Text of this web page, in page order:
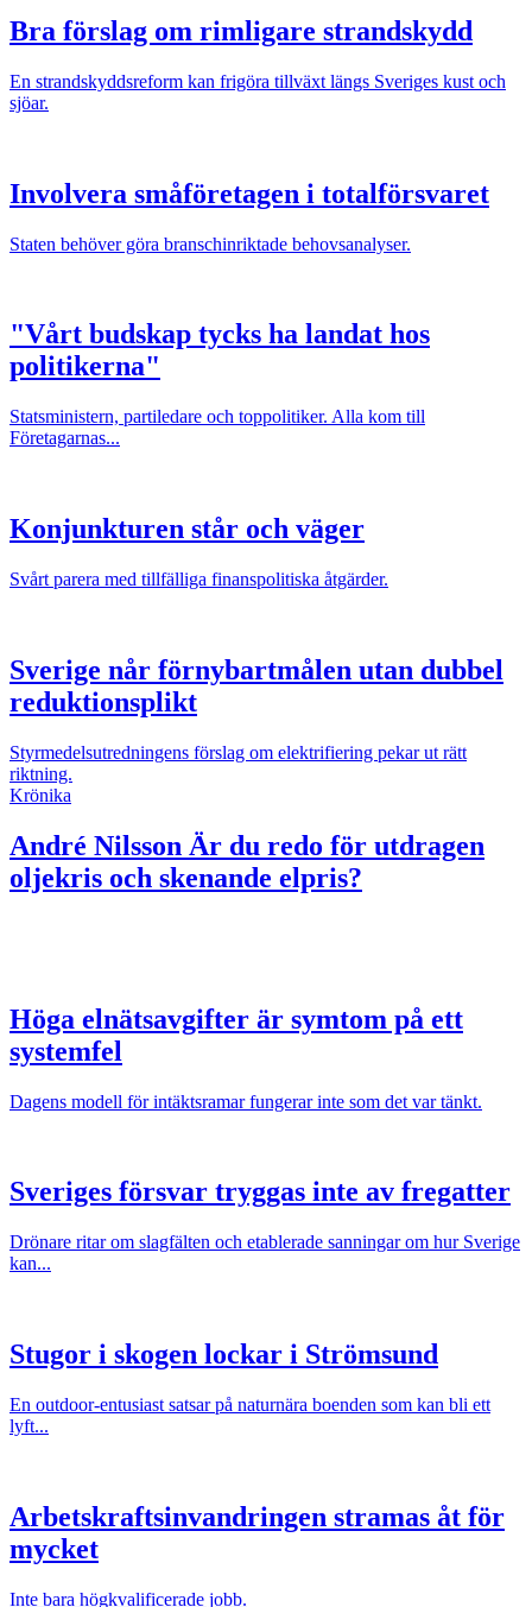
Bra förslag om rimligare strandskydd
En strandskyddsreform kan frigöra tillväxt längs Sveriges kust och
sjöar.
Involvera småföretagen i totalförsvaret
Staten behöver göra branschinriktade behovsanalyser.
"Vårt budskap tycks ha landat hos
politikerna"
Statsministern, partiledare och toppolitiker. Alla kom till
Företagarnas...
Konjunkturen står och väger
Svårt parera med tillfälliga finanspolitiska åtgärder.
Sverige når förnybartmålen utan dubbel
reduktionsplikt
Styrmedelsutredningens förslag om elektrifiering pekar ut rätt
riktning.
Krönika
André Nilsson Är du redo för utdragen
oljekris och skenande elpris?
Höga elnätsavgifter är symtom på ett
systemfel
Dagens modell för intäktsramar fungerar inte som det var tänkt.
Sveriges försvar tryggas inte av fregatter
Drönare ritar om slagfälten och etablerade sanningar om hur Sverige
kan...
Stugor i skogen lockar i Strömsund
En outdoor-entusiast satsar på naturnära boenden som kan bli ett
lyft...
Arbetskraftsinvandringen stramas åt för
mycket
Inte bara högkvalificerade jobb.